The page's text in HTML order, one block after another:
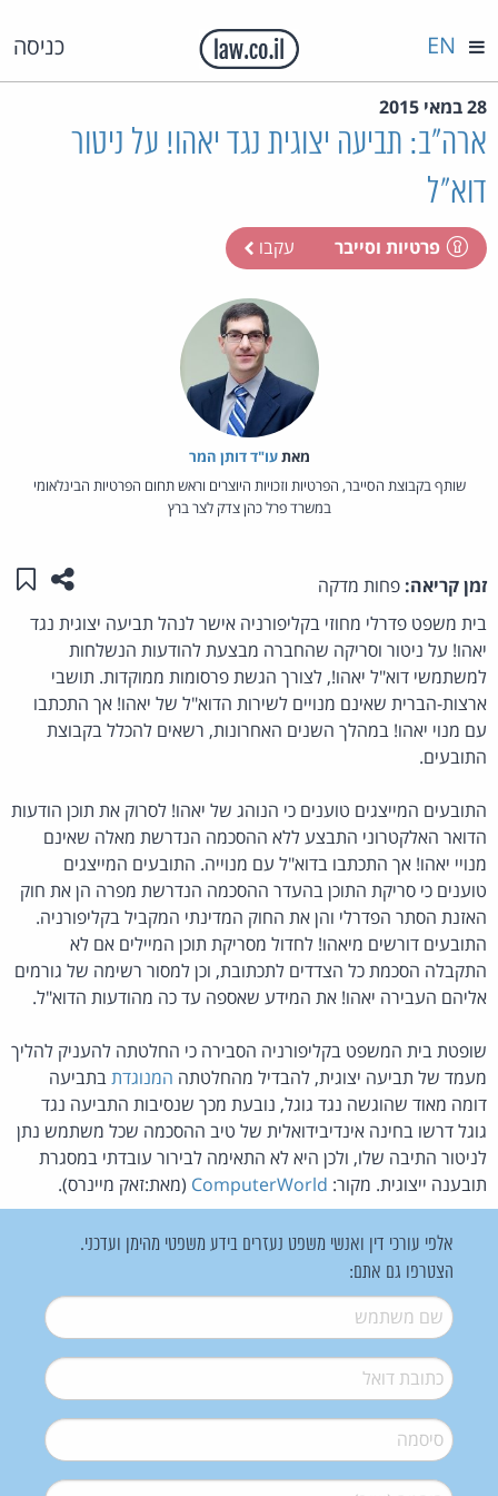
כניסה EN
28 במאי 2015
ארה"ב: תביעה יצוגית נגד יאהו! על ניטור
דוא"ל
פרטיות וסייבר עקבו
מאת‏עו"ד דותן המר
שותף בקבוצת הסייבר, הפרטיות וזכויות היוצרים וראש תחום הפרטיות הבינלאומי
במשרד פרל כהן צדק לצר ברץ
זמן קריאה: פחות מדקה שתפו
בית משפט פדרלי מחוזי בקליפורניה אישר לנהל תביעה יצוגית נגד
יאהו! על ניטור וסריקה שהחברה מבצעת להודעות הנשלחות
למשתמשי דוא"ל יאהו!, לצורך הגשת פרסומות ממוקדות. תושבי
ארצות-הברית שאינם מנויים לשירות הדוא"ל של יאהו! אך התכתבו
עם מנוי יאהו! במהלך השנים האחרונות, רשאים להכלל בקבוצת
התובעים.
התובעים המייצגים טוענים כי הנוהג של יאהו! לסרוק את תוכן הודעות
הדואר האלקטרוני התבצע ללא ההסכמה הנדרשת מאלה שאינם
מנויי יאהו! אך התכתבו בדוא"ל עם מנוייה. התובעים המייצגים
טוענים כי סריקת התוכן בהעדר ההסכמה הנדרשת מפרה הן את חוק
האזנת הסתר הפדרלי והן את החוק המדינתי המקביל בקליפורניה.
התובעים דורשים מיאהו! לחדול מסריקת תוכן המיילים אם לא
התקבלה הסכמת כל הצדדים לתכתובת, וכן למסור רשימה של גורמים
אליהם העבירה יאהו! את המידע שאספה עד כה מהודעות הדוא"ל.
שופטת בית המשפט בקליפורניה הסבירה כי החלטתה להעניק להליך
מעמד של תביעה יצוגית, להבדיל מהחלטתה המנוגדתבתביעה
דומה מאוד שהוגשה נגד גוגל, נובעת מכך שנסיבות התביעה נגד
גוגל דרשו בחינה אינדיבידואלית של טיב ההסכמה שכל משתמש נתן
לניטור התיבה שלו, ולכן היא לא התאימה לבירור עובדתי במסגרת
תובענה ייצוגית. מקור: ComputerWorld (מאת:זאק מיינרס).
אלפי עורכי דין ואנשי משפט נעזרים בידע משפטי מהימן ועדכני.
הצטרפו גם אתם:
שם משתמש*
דואל*
סיסמה*